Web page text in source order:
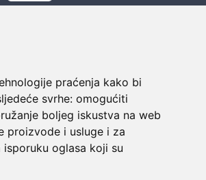
praćenja kako bi
svrhe: omogućiti
boljeg iskustva na web
proizvode i usluge i za
isporuku oglasa koji su
Sigurno obročno plaćanje
Do 24 rata bez kamata